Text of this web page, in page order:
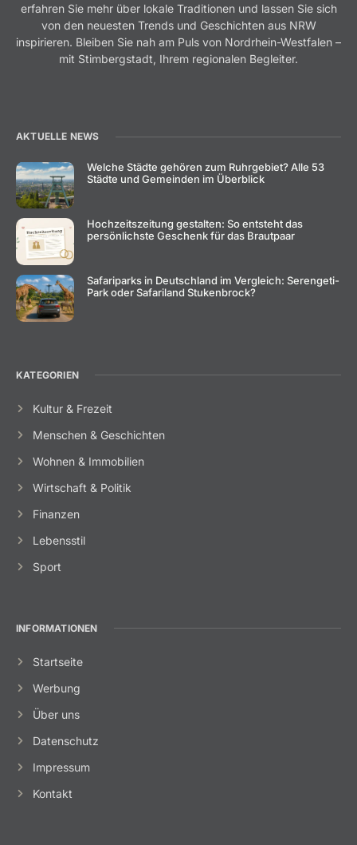
erfahren Sie mehr über lokale Traditionen und lassen Sie sich
von den neuesten Trends und Geschichten aus NRW
inspirieren. Bleiben Sie nah am Puls von Nordrhein-Westfalen –
mit Stimbergstadt, Ihrem regionalen Begleiter.
AKTUELLE NEWS
Welche Städte gehören zum Ruhrgebiet? Alle 53
Städte und Gemeinden im Überblick
Hochzeitszeitung gestalten: So entsteht das
persönlichste Geschenk für das Brautpaar
Safariparks in Deutschland im Vergleich: Serengeti-
Park oder Safariland Stukenbrock?
KATEGORIEN
Kultur & Frezeit
Menschen & Geschichten
Wohnen & Immobilien
Wirtschaft & Politik
Finanzen
Lebensstil
Sport
INFORMATIONEN
Startseite
Werbung
Über uns
Datenschutz
Impressum
Kontakt